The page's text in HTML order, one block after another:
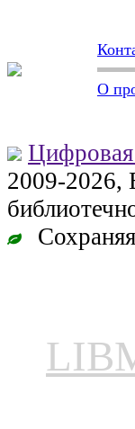
О
2009-2026,